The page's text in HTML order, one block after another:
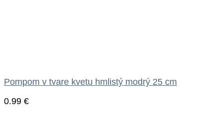
Pompom v tvare kvetu hmlistý modrý 25 cm
0.99 €